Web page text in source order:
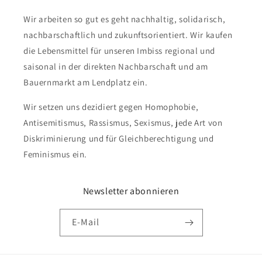
Wir arbeiten so gut es geht nachhaltig, solidarisch,
nachbarschaftlich und zukunftsorientiert. Wir kaufen
die Lebensmittel für unseren Imbiss regional und
saisonal in der direkten Nachbarschaft und am
Bauernmarkt am Lendplatz ein.
Wir setzen uns dezidiert gegen Homophobie,
Antisemitismus, Rassismus, Sexismus, jede Art von
Diskriminierung und für Gleichberechtigung und
Feminismus ein.
Newsletter abonnieren
E-Mail